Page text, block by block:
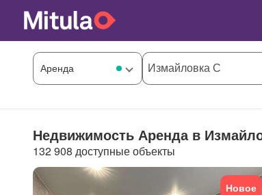
Недвижимость Аренда в
132 908 доступные объекты
Новое